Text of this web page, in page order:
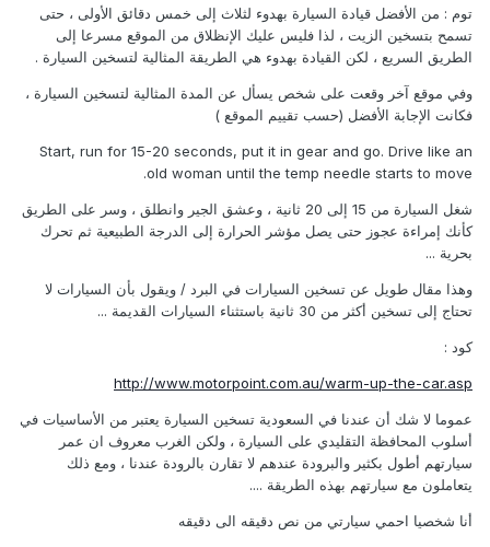
توم : من الأفضل قيادة السيارة بهدوء لثلاث إلى خمس دقائق الأولى ، حتى
تسمح بتسخين الزيت ، لذا فليس عليك الإنظلاق من الموقع مسرعا إلى
الطريق السريع ، لكن القيادة بهدوء هي الطريقة المثالية لتسخين السيارة .
وفي موقع آخر وقعت على شخص يسأل عن المدة المثالية لتسخين السيارة ،
فكانت الإجابة الأفضل (حسب تقييم الموقع )
Start, run for 15-20 seconds, put it in gear and go. Drive like an
old woman until the temp needle starts to move.
شغل السيارة من 15 إلى 20 ثانية ، وعشق الجير وانطلق ، وسر على الطريق
كأنك إمراءة عجوز حتى يصل مؤشر الحرارة إلى الدرجة الطبيعية ثم تحرك
بحرية ...
وهذا مقال طويل عن تسخين السيارات في البرد / ويقول بأن السيارات لا
تحتاج إلى تسخين أكثر من 30 ثانية باستثناء السيارات القديمة ...
كود :
http://www.motorpoint.com.au/warm-up-the-car.asp
عموما لا شك أن عندنا في السعودية تسخين السيارة يعتبر من الأساسيات في
أسلوب المحافظة التقليدي على السيارة ، ولكن الغرب معروف ان عمر
سيارتهم أطول بكثير والبرودة عندهم لا تقارن بالرودة عندنا ، ومع ذلك
يتعاملون مع سيارتهم بهذه الطريقة ....
أنا شخصيا احمي سيارتي من نص دقيقه الى دقيقه